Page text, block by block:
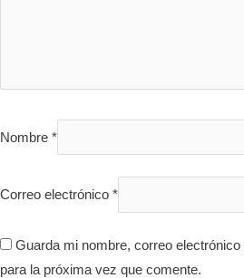
Nombre *
Correo electrónico *
Guarda mi nombre, correo
para la próxima vez que comente.